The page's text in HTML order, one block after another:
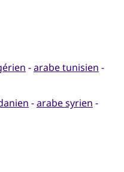
-arabe tunisien -
-arabe syrien -